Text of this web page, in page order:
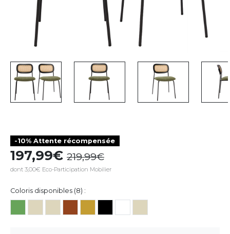
-10% Attente récompensée
197,99 219,99
dont 3,00€ Eco-Participation Mobilier
Coloris disponibles (8) :